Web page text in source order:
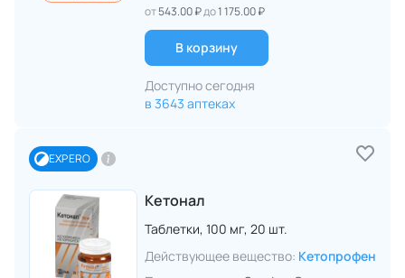
от543.00 ₽до1 175.00 ₽
В корзину
Доступно сегодня
в 3643 аптеках
EXPERO
Кетонал
Таблетки, 100 мг, 20 шт.
Действующее вещество: Кетопрофен